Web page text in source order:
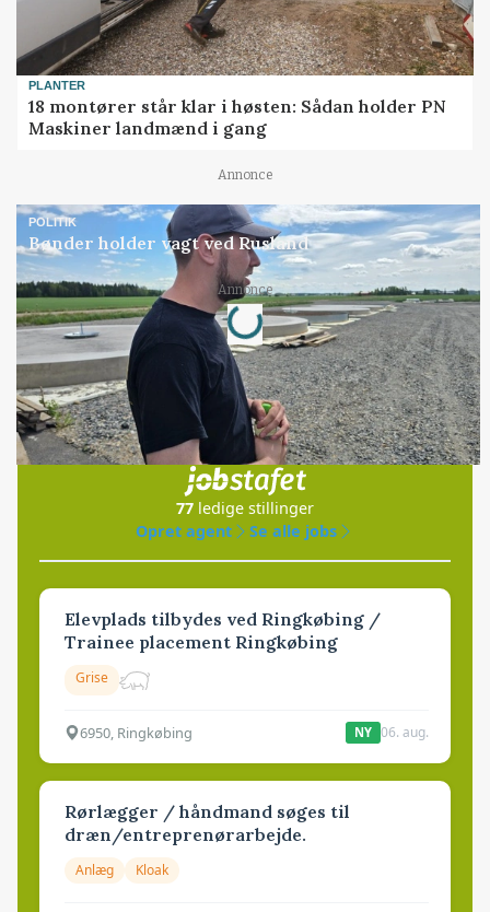
PLANTER
18 montører står klar i høsten: Sådan holder PN
Maskiner landmænd i gang
Annonce
POLITIK
Bønder holder vagt ved Rusland
Annonce
Loading...
Jobs
i samarbejde med
77 ledige stillinger
Opret agent
Se alle jobs
Elevplads tilbydes ved Ringkøbing /
Trainee placement Ringkøbing
Grise
6950, Ringkøbing NY 06. aug.
Rørlægger / håndmand søges til
dræn/entreprenørarbejde.
Anlæg Kloak